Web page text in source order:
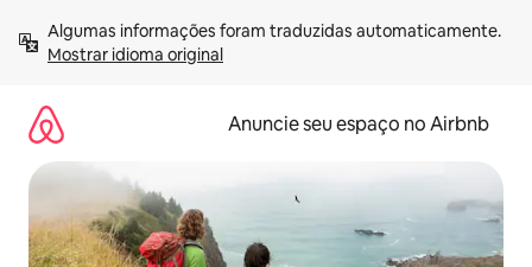
para
Mostrar idioma original
Anuncie seu espaço no Airbnb